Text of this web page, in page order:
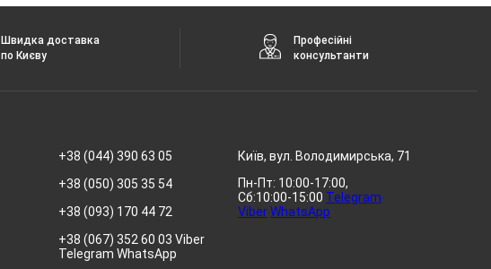
Швидка доставка
по Києву
Професійні
консультанти
+38 (044) 390 63 05
+38 (050) 305 35 54
+38 (093) 170 44 72
+38 (067) 352 60 03 Viber
Telegram WhatsApp
Київ, вул. Володимирська, 71
Пн-Пт: 10:00-17:00,
Сб:10:00-15:00 Telegram
ViberWhatsApp